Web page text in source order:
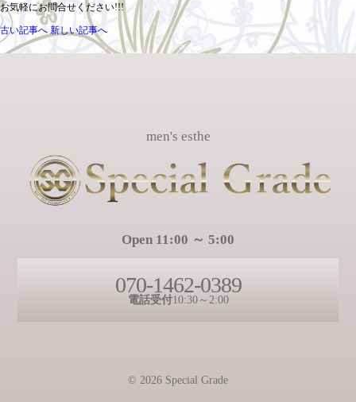
お気軽にお問合せください!!!
古い記事へ 新しい記事へ
men's esthe
Open 11:00 ～ 5:00
070-1462-0389
電話受付10:30～2:00
© 2026 Special Grade